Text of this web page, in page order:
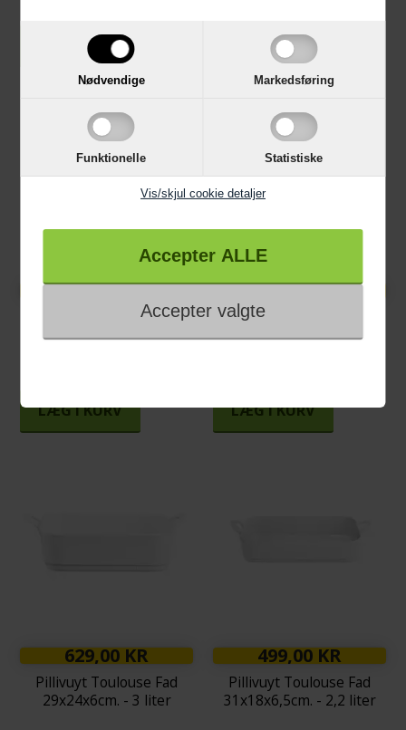
Nødvendige Markedsføring
Funktionelle Statistiske
Vis/skjul cookie detaljer
LÆG I KURV LÆG I KURV
499,00 KR
Pillivuyt Toulouse Fad
25x23x6cm. - 2,4 liter
LÆG I KURV
549,00 KR
Pillivuyt Toulouse Fad
27x27x6cm. - 3 liter
LÆG I KURV
629,00 KR
Pillivuyt Toulouse Fad
29x24x6cm. - 3 liter
499,00 KR
Pillivuyt Toulouse Fad
31x18x6,5cm. - 2,2 liter